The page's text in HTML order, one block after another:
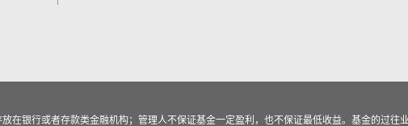
在银行或者存款类金融机构；管理人不保证基金一定盈利，也不保证最低收益。基金的过往